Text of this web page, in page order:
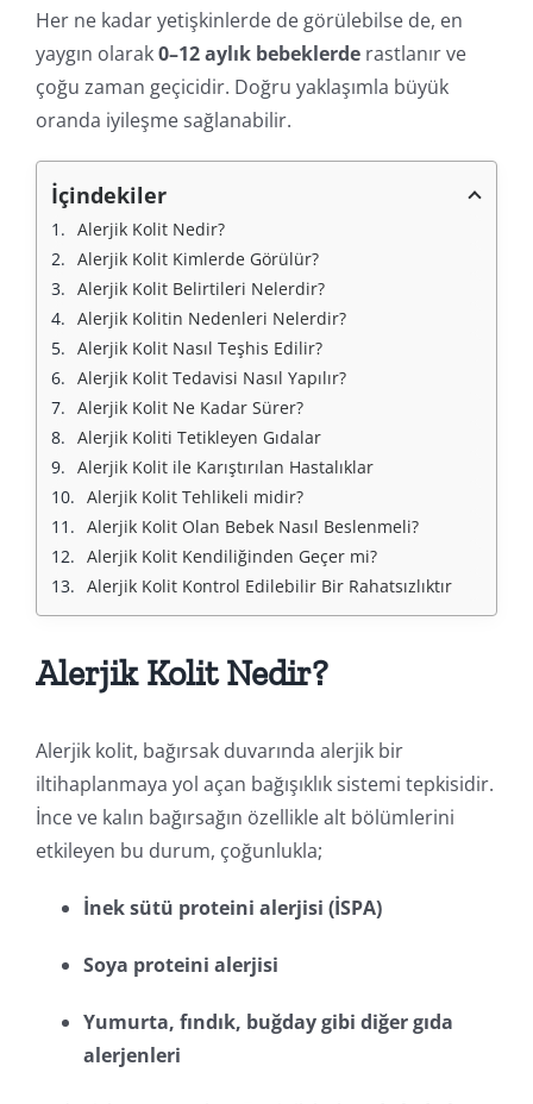
Her ne kadar yetişkinlerde de görülebilse de, en
yaygın olarak0–12 aylık bebeklerderastlanır ve
çoğu zaman geçicidir. Doğru yaklaşımla büyük
oranda iyileşme sağlanabilir.
İçindekiler
Alerjik Kolit Nedir?
Alerjik Kolit Kimlerde Görülür?
Alerjik Kolit Belirtileri Nelerdir?
Alerjik Kolitin Nedenleri Nelerdir?
Alerjik Kolit Nasıl Teşhis Edilir?
Alerjik Kolit Tedavisi Nasıl Yapılır?
Alerjik Kolit Ne Kadar Sürer?
Alerjik Koliti Tetikleyen Gıdalar
Alerjik Kolit ile Karıştırılan Hastalıklar
Alerjik Kolit Tehlikeli midir?
Alerjik Kolit Olan Bebek Nasıl Beslenmeli?
Alerjik Kolit Kendiliğinden Geçer mi?
Alerjik Kolit Kontrol Edilebilir Bir Rahatsızlıktır
Alerjik Kolit Nedir?
Alerjik kolit, bağırsak duvarında alerjik bir
iltihaplanmaya yol açan bağışıklık sistemi tepkisidir.
İnce ve kalın bağırsağın özellikle alt bölümlerini
etkileyen bu durum, çoğunlukla;
İnek sütü proteini alerjisi (İSPA)
Soya proteini alerjisi
Yumurta, fındık, buğday gibi diğer gıda
alerjenleri